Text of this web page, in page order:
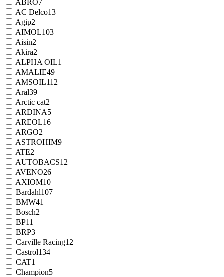
ABRO7
AC Delco13
Agip2
AIMOL103
Aisin2
Akira2
ALPHA OIL1
AMALIE49
AMSOIL112
Aral39
Arctic cat2
ARDINA5
AREOL16
ARGO2
ASTROHIM9
ATE2
AUTOBACS12
AVENO26
AXIOM10
Bardahl107
BMW41
Bosch2
BP11
BRP3
Carville Racing12
Castrol134
CAT1
Champion5